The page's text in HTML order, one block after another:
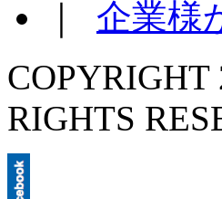
企業様
COPYRIGHT
RIGHTS